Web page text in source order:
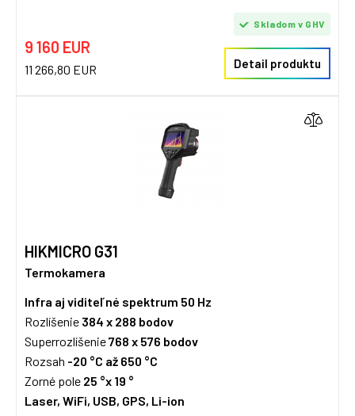
9 160 EUR
11 266,80 EUR
Skladom v GHV
Detail produktu
HIKMICRO G31
Termokamera
Infra aj viditeľné spektrum 50 Hz
Rozlíšenie 384 x 288 bodov
Superrozlíšenie768 x 576 bodov
Rozsah -20 °C až 650 °C
Zorné pole 25 °x 19 °
Laser, WiFi, USB, GPS, Li-ion